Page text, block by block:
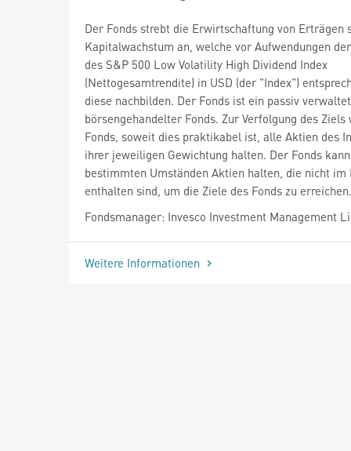
Der Fonds strebt die Erwirtschaftung von Erträgen
Kapitalwachstum an, welche vor Aufwendungen
des S&P 500 Low Volatility High Dividend Index
(Nettogesamtrendite) in USD (der "Index")
diese nachbilden. Der Fonds ist ein passiv
börsengehandelter Fonds. Zur Verfolgung des Ziels
Fonds, soweit dies praktikabel ist, alle Aktien des
ihrer jeweiligen Gewichtung halten. Der Fonds
bestimmten Umständen Aktien halten, die nicht im
enthalten sind, um die Ziele des Fonds zu erreichen.
Fondsmanager: Invesco Investment Management
Weitere Informationen